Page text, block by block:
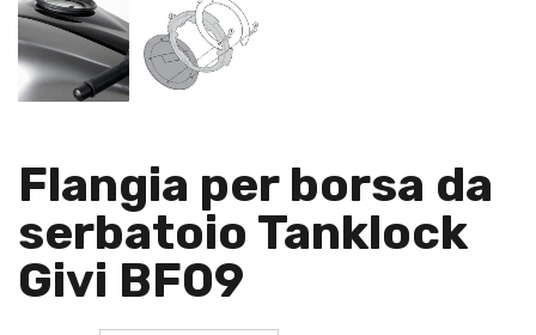
Flangia per borsa da
serbatoio Tanklock
Givi BF09